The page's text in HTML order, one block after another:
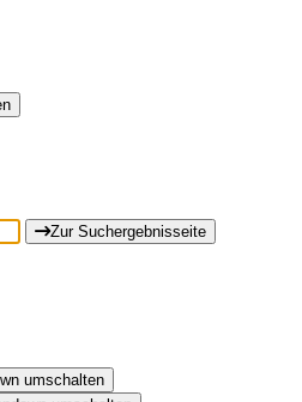
Zur Suchergebnisseite
umschalten